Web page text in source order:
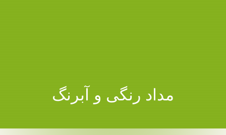
مداد رنگی و آبرنگ